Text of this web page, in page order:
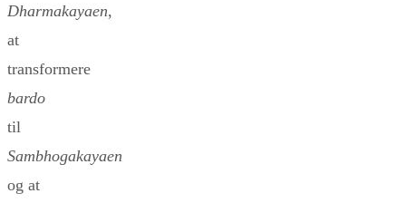
Dharmakayaen,
at
transformere
bardo
til
Sambhogakayaen
og at